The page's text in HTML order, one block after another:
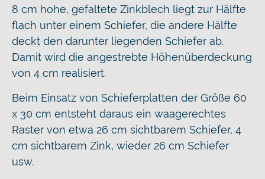
8 cm hohe, gefaltete Zinkblech liegt zur Hälfte
flach unter einem Schiefer, die andere Hälfte
deckt den darunter liegenden Schiefer ab.
Damit wird die angestrebte Höhenüberdeckung
von 4 cm realisiert.
Beim Einsatz von Schieferplatten der Größe 60
x 30 cm entsteht daraus ein waagerechtes
Raster von etwa 26 cm sichtbarem Schiefer, 4
cm sichtbarem Zink, wieder 26 cm Schiefer
usw.